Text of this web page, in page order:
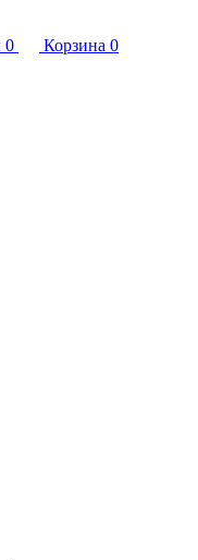
0 Корзина 0